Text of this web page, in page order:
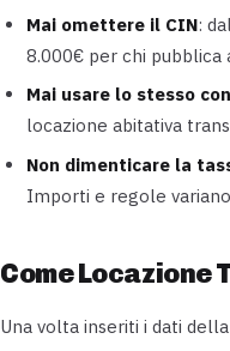
Mai omettere il CIN:
8.000€ per chi pubblica
Mai usare lo stesso
locazione abitativa
Non dimenticare la
Importi e regole
Come
Una volta inseriti i dati